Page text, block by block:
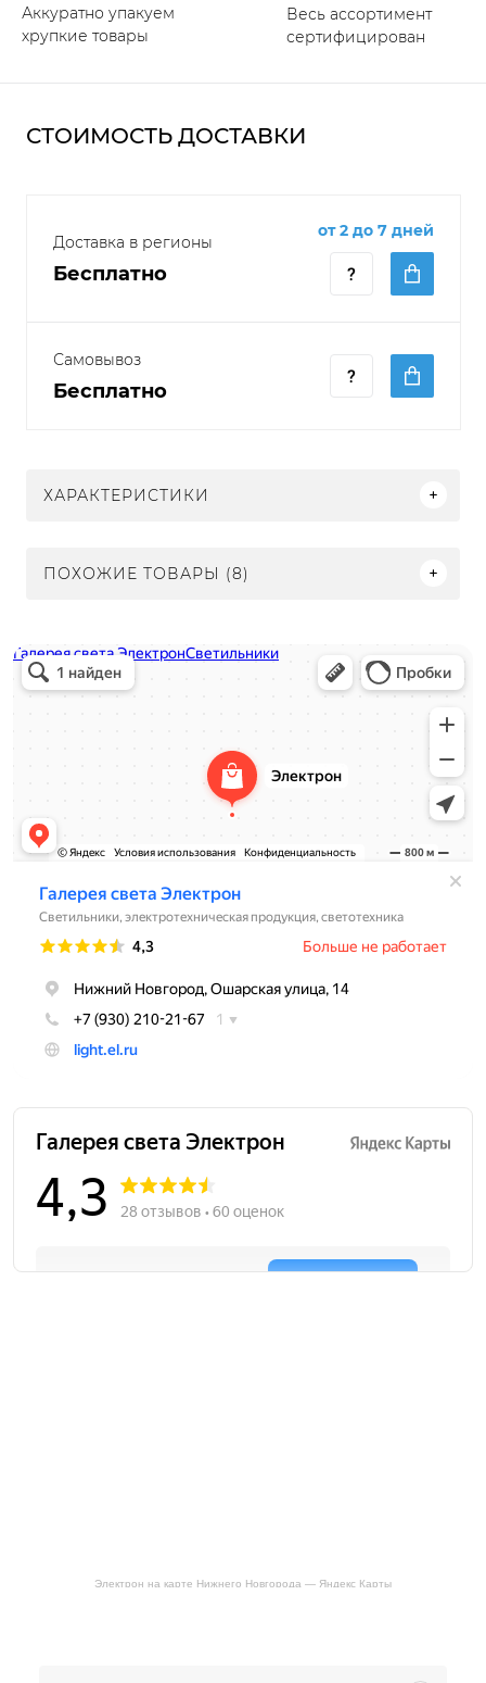
Аккуратно упакуем
хрупкие товары
Весь ассортимент
сертифицирован
СТОИМОСТЬ ДОСТАВКИ
Доставка в регионы
Бесплатно
от 2 до 7 дней
Самовывоз
Бесплатно
ХАРАКТЕРИСТИКИ
ПОХОЖИЕ ТОВАРЫ (8)
Электрон
Светильники в Нижнем Новгороде
Электротехническая продукция в Нижнем Новгороде
Электрон на карте Нижнего Новгорода — Яндекс Карты